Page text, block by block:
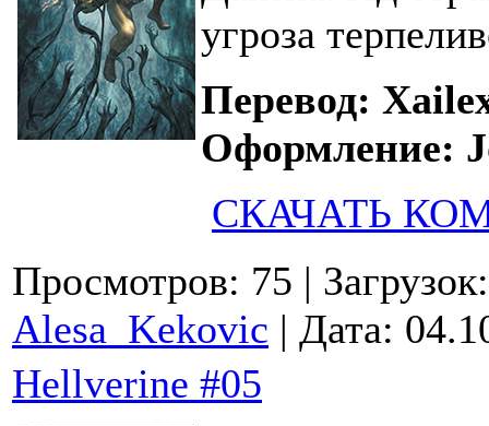
угроза
Перевод:
Оформление:
СКАЧАТЬ
Просмотров: 75 |
Alesa_Kekovic | Дата:
Hellverine #05